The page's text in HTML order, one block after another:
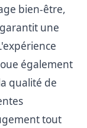
bien-être,
une
également
qualité de
tout